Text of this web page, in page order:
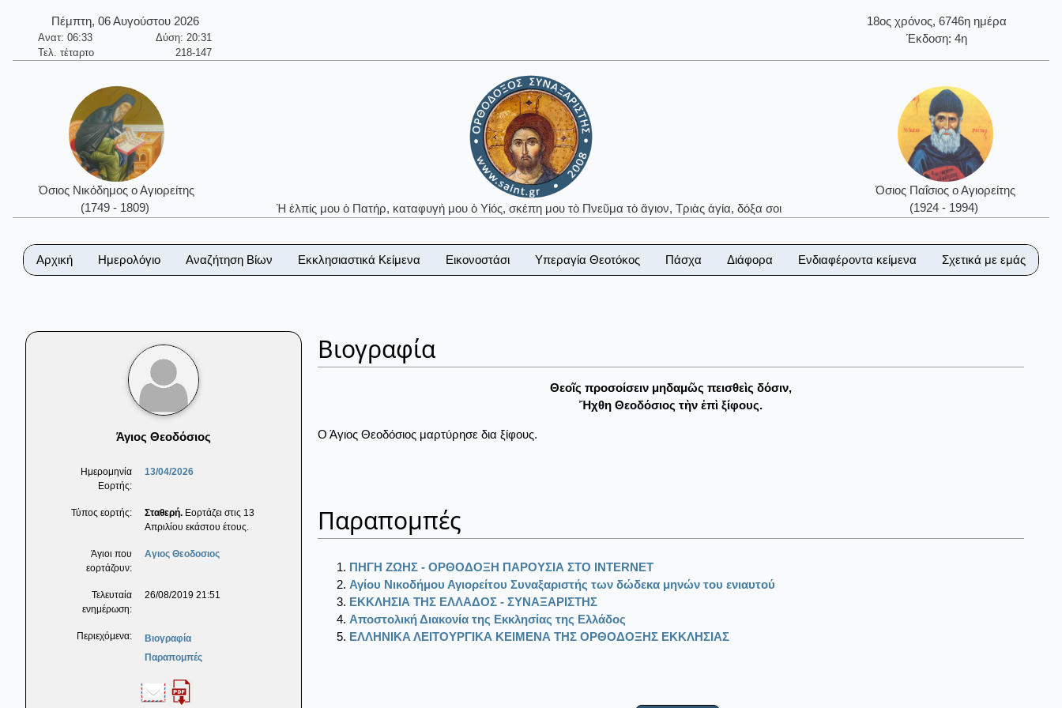
Πέμπτη, 06 Αυγούστου 2026
Ανατ: 06:33
Δύση: 20:31
Τελ. τέταρτο
218-147
18ος χρόνος, 6746η ημέρα
Έκδοση: 4η
Όσιος Νικόδημος ο Αγιορείτης
(1749 - 1809)
Ἡ ἐλπίς μου ὁ Πατήρ, καταφυγή μου ὁ Υἱός, σκέπη μου τὸ Πνεῦμα τὸ ἅγιον, Τριὰς ἁγία, δόξα σοι
Όσιος Παΐσιος ο Αγιορείτης
(1924 - 1994)
Αρχική Ημερολόγιο Αναζήτηση Βίων Εκκλησιαστικά Κείμενα Εικονοστάσι Υπεραγία Θεοτόκος Πάσχα Διάφορα Ενδιαφέροντα κείμενα Σχετικά με εμάς
Άγιος Θεοδόσιος
Ημερομηνία
Εορτής:
13/04/2026
Τύπος εορτής: Σταθερή. Εορτάζει στις 13
Απριλίου εκάστου έτους.
Άγιοι που
εορτάζουν:
Αγιος Θεοδοσιος
Τελευταία
ενημέρωση:
26/08/2019 21:51
Περιεχόμενα:
Βιογραφία
Παραπομπές
Βιογραφία
Θεοῖς προσοίσειν μηδαμῶς πεισθεὶς δόσιν,
Ἤχθη Θεοδόσιος τὴν ἐπὶ ξίφους.
Ο Άγιος Θεοδόσιος μαρτύρησε δια ξίφους.
Παραπομπές
ΠΗΓΗ ΖΩΗΣ - ΟΡΘΟΔΟΞΗ ΠΑΡΟΥΣΙΑ ΣΤΟ ΙΝΤΕRΝΕΤ
Αγίου Νικοδήμου Αγιορείτου Συναξαριστής των δώδεκα μηνών του ενιαυτού
ΕΚΚΛΗΣΙΑ ΤΗΣ ΕΛΛΑΔΟΣ - ΣΥΝΑΞΑΡΙΣΤΗΣ
Αποστολική Διακονία της Εκκλησίας της Ελλάδος
ΕΛΛΗΝΙΚΑ ΛΕΙΤΟΥΡΓΙΚΑ ΚΕΙΜΕΝΑ ΤΗΣ ΟΡΘΟΔΟΞΗΣ ΕΚΚΛΗΣΙΑΣ